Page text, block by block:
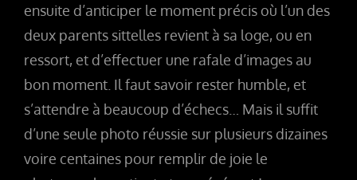
ensuite d’anticiper le moment précis où l’un des
deux parents sittelles revient à sa loge, ou en
ressort, et d’effectuer une rafale d’images au
bon moment. Il faut savoir rester humble, et
s’attendre à beaucoup d’échecs… Mais il suffit
d’une seule photo réussie sur plusieurs dizaines
voire centaines pour remplir de joie le